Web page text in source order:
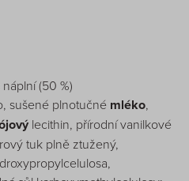
(50 %)
sušené plnotučné mléko,
lecithin, přírodní vanilkové
tuk plně ztužený,